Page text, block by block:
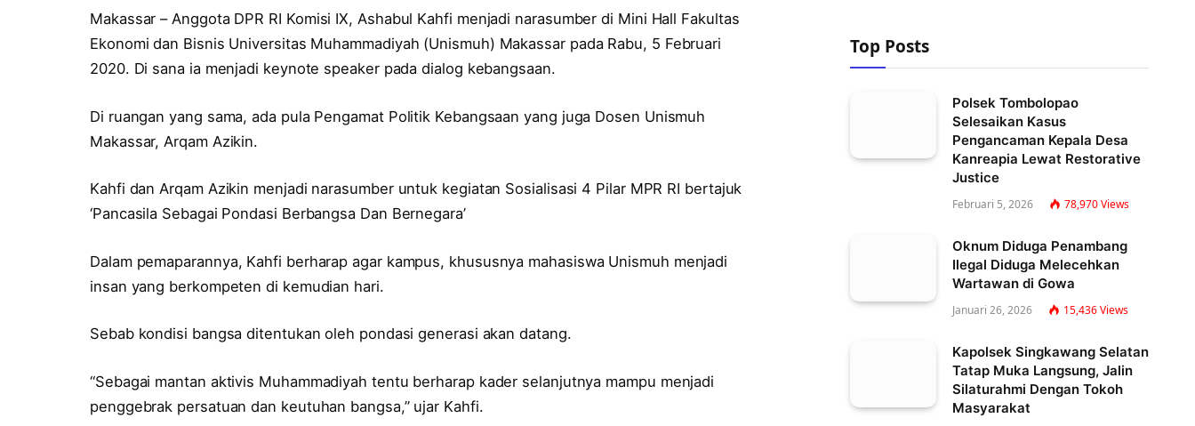
Makassar – Anggota DPR RI Komisi IX, Ashabul Kahfi menjadi narasumber di Mini Hall Fakultas
Ekonomi dan Bisnis Universitas Muhammadiyah (Unismuh) Makassar pada Rabu, 5 Februari
2020. Di sana ia menjadi keynote speaker pada dialog kebangsaan.
Di ruangan yang sama, ada pula Pengamat Politik Kebangsaan yang juga Dosen Unismuh
Makassar, Arqam Azikin.
Kahfi dan Arqam Azikin menjadi narasumber untuk kegiatan Sosialisasi 4 Pilar MPR RI bertajuk
‘Pancasila Sebagai Pondasi Berbangsa Dan Bernegara’
Dalam pemaparannya, Kahfi berharap agar kampus, khususnya mahasiswa Unismuh menjadi
insan yang berkompeten di kemudian hari.
Sebab kondisi bangsa ditentukan oleh pondasi generasi akan datang.
“Sebagai mantan aktivis Muhammadiyah tentu berharap kader selanjutnya mampu menjadi
penggebrak persatuan dan keutuhan bangsa,” ujar Kahfi.
Top Posts
Polsek Tombolopao
Selesaikan Kasus
Pengancaman Kepala Desa
Kanreapia Lewat Restorative
Justice
Februari 5, 2026 78,970Views
Oknum Diduga Penambang
Ilegal Diduga Melecehkan
Wartawan di Gowa
Januari 26, 2026 15,436Views
Kapolsek Singkawang Selatan
Tatap Muka Langsung, Jalin
Silaturahmi Dengan Tokoh
Masyarakat